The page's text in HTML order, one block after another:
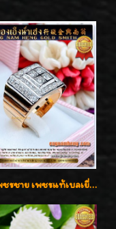
แหวนเพชรชาย เพชรแท้เบลเยี่ยมคัท น้ำ100% D-Color/VVS 2.46 กะรัต